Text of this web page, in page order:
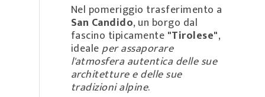
Nel pomeriggio trasferimento a
San Candido, un borgo dal
fascino tipicamente "Tirolese",
idealeper assaporare
l'atmosfera autentica delle sue
architetture e delle sue
tradizioni alpine.